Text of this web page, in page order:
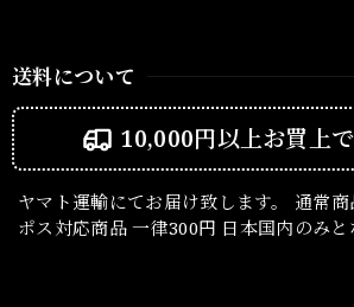
送料について
10,000円以上お買上で
ヤマト運輸にてお届け致します。 通常商
ポス対応商品 一律300円 日本国内のみと